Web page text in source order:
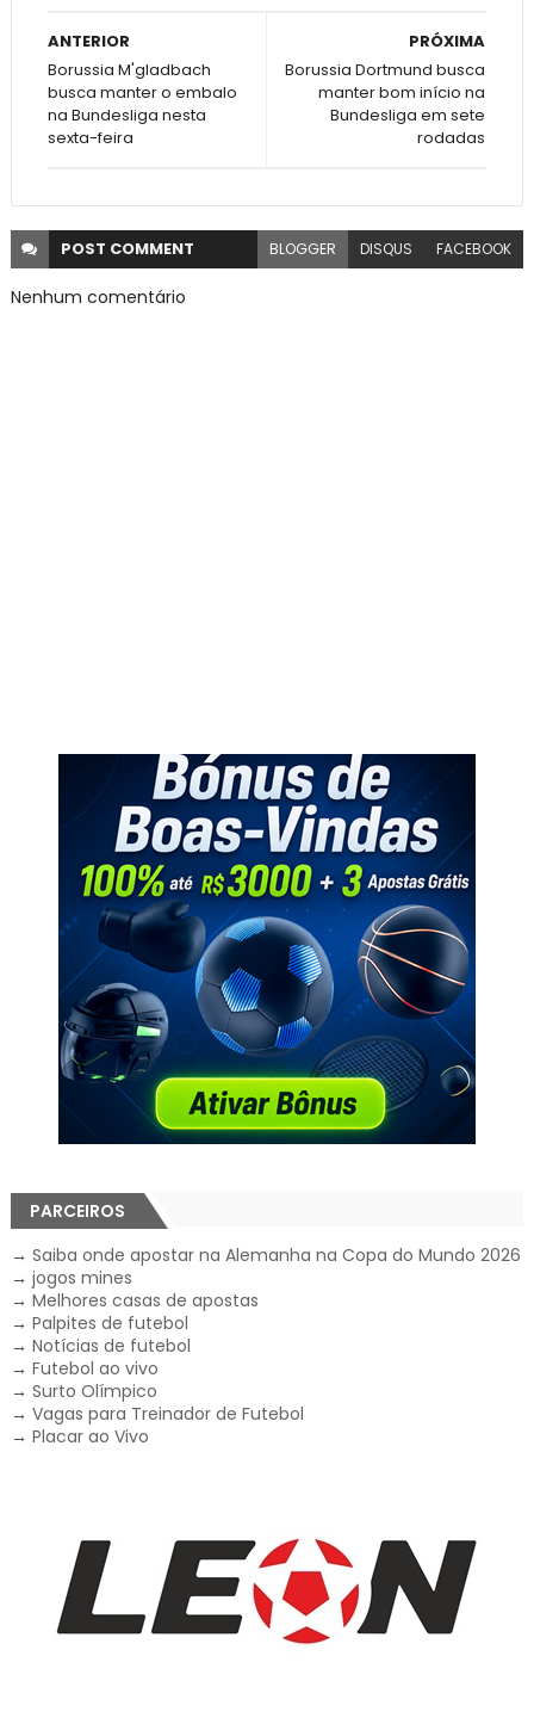
PRÓXIMA
Borussia Dortmund busca
manter bom início na
Bundesliga em sete
rodadas
ANTERIOR
Borussia M'gladbach
busca manter o embalo
na Bundesliga nesta
sexta-feira
POST COMMENT BLOGGER DISQUS FACEBOOK
Nenhum comentário
PARCEIROS
→ Saiba onde apostar na Alemanha na Copa do Mundo 2026
→ jogos mines
→ Melhores casas de apostas
→ Palpites de futebol
→ Notícias de futebol
→ Futebol ao vivo
→ Surto Olímpico
→ Vagas para Treinador de Futebol
→ Placar ao Vivo